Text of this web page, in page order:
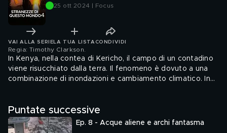
25 ott 2024 | Focus
VAI ALLA SERIE LA TUA LISTA CONDIVIDI
Regia: Timothy Clarkson
In Kenya, nella contea di Kericho, il campo di un contadino
viene risucchiato dalla terra. Il fenomeno è dovuto a una
combinazione di inondazioni e cambiamento climatico. In
vegetazione e da un'area brulla interna. In Islanda,
un'escursionista filma una strana sostanza che scivola sul
ghiaccio: si tratta di sabbia nera, risultato dell'incontro tra
Puntate successive
Ep. 8 - Acque aliene e archi fantasma